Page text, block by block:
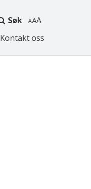
Søk A
Kontakt oss